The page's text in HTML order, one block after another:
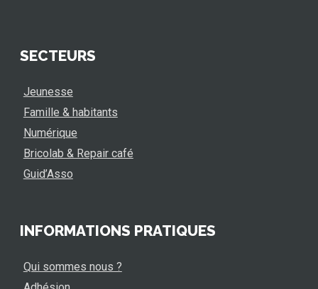
SECTEURS
Jeunesse
Famille & habitants
Numérique
Bricolab & Repair café
Guid’Asso
INFORMATIONS PRATIQUES
Qui sommes nous ?